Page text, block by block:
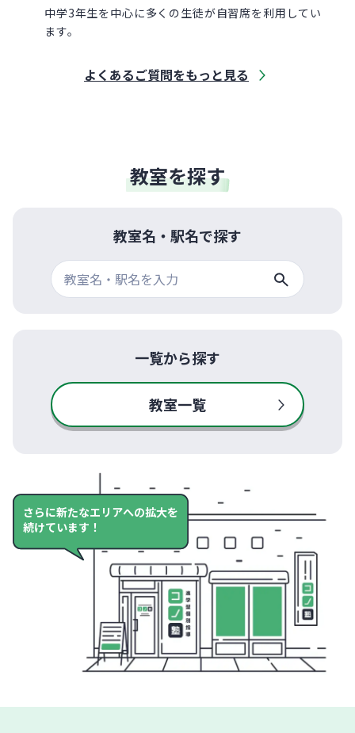
中学3年生を中心に多くの生徒が自習席を利用してい
ます。
よくあるご質問をもっと見る
教室を探す
教室名・駅名で探す
一覧から探す
教室一覧
さらに新たなエリアへの拡大を
続けています！